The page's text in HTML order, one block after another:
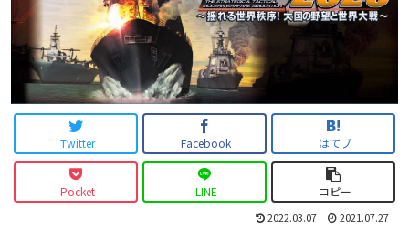
Twitter Facebook はてブ
Pocket LINE コピー
2022.03.07 2021.07.27